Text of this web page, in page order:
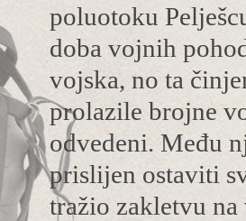
poluotoku
doba vojnih
vojska, no ta
prolazile brojne
odvedeni. Među
prislijen ostaviti
tražio zakletvu